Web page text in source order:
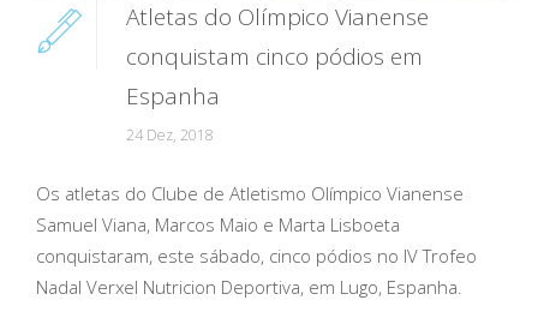
Atletas do Olímpico Vianense
conquistam cinco pódios em
Espanha
24 Dez, 2018
Os atletas do Clube de Atletismo Olímpico Vianense
Samuel Viana, Marcos Maio e Marta Lisboeta
conquistaram, este sábado, cinco pódios no IV Trofeo
Nadal Verxel Nutricion Deportiva, em Lugo, Espanha.